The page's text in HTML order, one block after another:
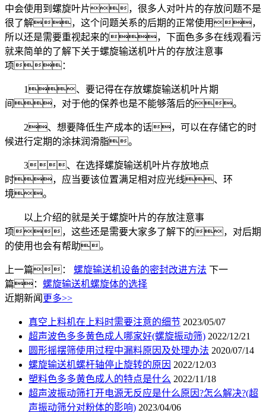
中会使用到螺旋叶片，很多人对叶片的存放问题不是
很了解，这个问题关系的后期的正常使用，
所以还是需要重视起来的，下面色多多在线观看污
就来简单的了解下关于螺旋输送机叶片的存放注意事
项：
1、要记得在存放螺旋输送机叶片期
间，对于他的保养也是不能够落后的。
2、想要降低生产成本的话，可以在存储它的时
候进行定期的涂抹润滑脂。
3、在选择螺旋输送机叶片存放地点
时，应当要该位置满足相对应光线、环
境。
以上介绍的就是关于螺旋叶片的存放注意事
项，这些还是需要大家多了解下的，对后期
的使用也会有帮助。
上一篇： 螺旋输送机设备的密封改进方法 下一
篇： 螺旋输送机螺旋体的选择
近期新闻 更多>>
真空上料机在上料时需要注意的细节 2023/05/07
超声波色多多黄色成人哪家好(螺旋振动筛) 2022/12/21
圆形摇摆筛使用过程中漏料原因及处理办法 2020/07/14
螺旋输送机螺杆轴停止旋转的原因 2022/12/03
塑料色多多黄色成人的特点是什么 2022/11/18
超声波振动筛打开电源无反应是什么原因?怎么解决?(超
声振动筛分对粉体的影响) 2023/04/06